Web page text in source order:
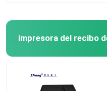
impresora del recibo